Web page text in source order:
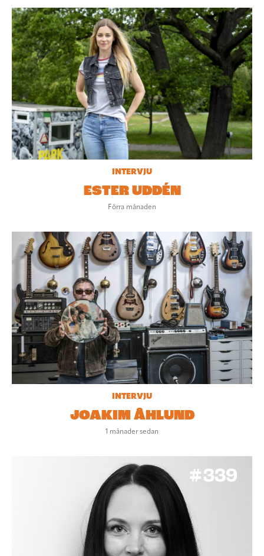
INTERVJU
ESTER UDDÉN
Förra månaden
INTERVJU
JOAKIM ÅHLUND
1 månader sedan